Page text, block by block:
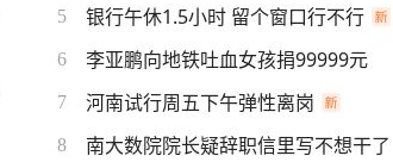
5 银行午休1.5小时 留个窗口行不行
6 李亚鹏向地铁吐血女孩捐99999元
7 河南试行周五下午弹性离岗
8 南大数院院长疑辞职信里写不想干了